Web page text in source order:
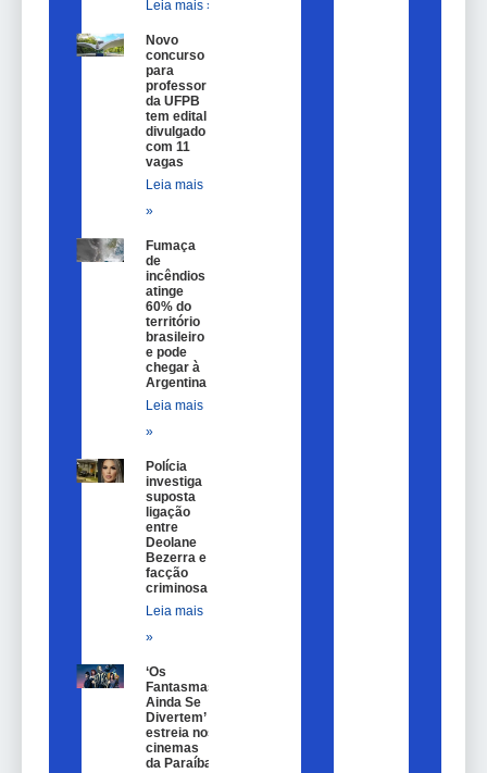
Leia mais »
Novo
concurso
para
professor
da UFPB
tem edital
divulgado
com 11
vagas
Leia mais
»
Fumaça
de
incêndios
atinge
60% do
território
brasileiro
e pode
chegar à
Argentina
Leia mais
»
Polícia
investiga
suposta
ligação
entre
Deolane
Bezerra e
facção
criminosa
Leia mais
»
‘Os
Fantasmas
Ainda Se
Divertem’
estreia nos
cinemas
da Paraíba